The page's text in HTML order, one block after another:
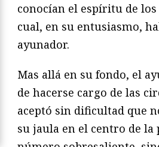
conocían el espíritu de
cual, en su entusiasmo,
ayunador.
Mas allá en su fondo, el
de hacerse cargo de las
aceptó sin dificultad que
su jaula en el centro de la